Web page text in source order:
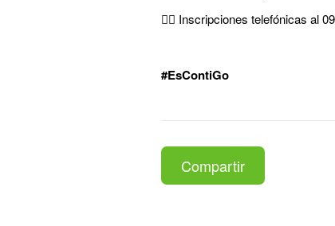
✍🏽 Inscripciones telefónicas al
#EsContiGo
Compartir